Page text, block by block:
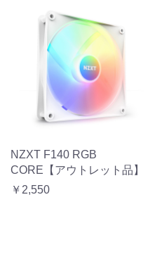
NZXT F140 RGB
CORE【アウトレット品】
￥2,550